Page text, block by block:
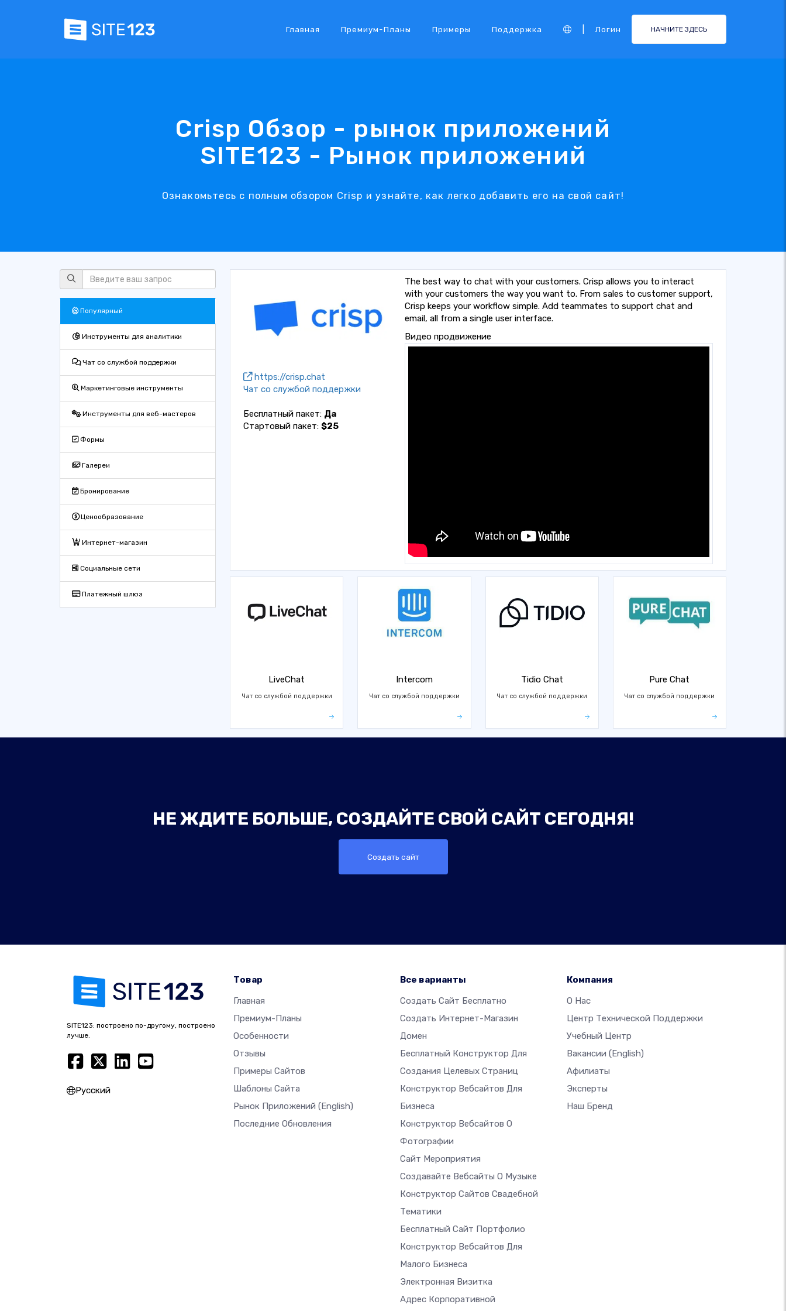
Главная Премиум-Планы Примеры Поддержка Логин НАЧНИТЕ ЗДЕСЬ
Crisp Обзор - рынок приложений
SITE123 - Рынок приложений
Ознакомьтесь с полным обзором Crisp и узнайте, как легко добавить его на свой сайт!
Популярный
Инструменты для аналитики
Чат со службой поддержки
Маркетинговые инструменты
Инструменты для веб-мастеров
Формы
Галереи
Бронирование
Ценообразование
Интернет-магазин
Социальные сети
Платежный шлюз
https://crisp.chat
Чат со службой поддержки
Бесплатный пакет: Да
Стартовый пакет: $25
The best way to chat with your customers. Crisp allows you to interact
with your customers the way you want to. From sales to customer support,
Crisp keeps your workflow simple. Add teammates to support chat and
email, all from a single user interface.
Видео продвижение
LiveChat
Чат со службой поддержки
Intercom
Чат со службой поддержки
Tidio Chat
Чат со службой поддержки
Pure Chat
Чат со службой поддержки
НЕ ЖДИТЕ БОЛЬШЕ, СОЗДАЙТЕ СВОЙ САЙТ СЕГОДНЯ!
Создать сайт
SITE123: построено по-другому, построено
лучше.
Русский
Товар
Главная
Премиум-Планы
Особенности
Отзывы
Примеры Сайтов
Шаблоны Сайта
Рынок Приложений (English)
Последние Обновления
Все варианты
Создать Сайт Бесплатно
Создать Интернет-Магазин
Домен
Бесплатный Конструктор Для
Создания Целевых Страниц
Конструктор Вебсайтов Для
Бизнеса
Конструктор Вебсайтов О
Фотографии
Сайт Мероприятия
Создавайте Вебсайты О Музыке
Конструктор Сайтов Свадебной
Тематики
Бесплатный Сайт Портфолио
Конструктор Вебсайтов Для
Малого Бизнеса
Электронная Визитка
Адрес Корпоративной
Компания
О Нас
Центр Технической Поддержки
Учебный Центр
Вакансии (English)
Афилиаты
Эксперты
Наш Бренд